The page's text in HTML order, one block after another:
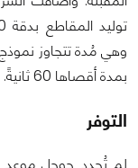
بمدة أقصاها 60 ثانيةً.
التوفر